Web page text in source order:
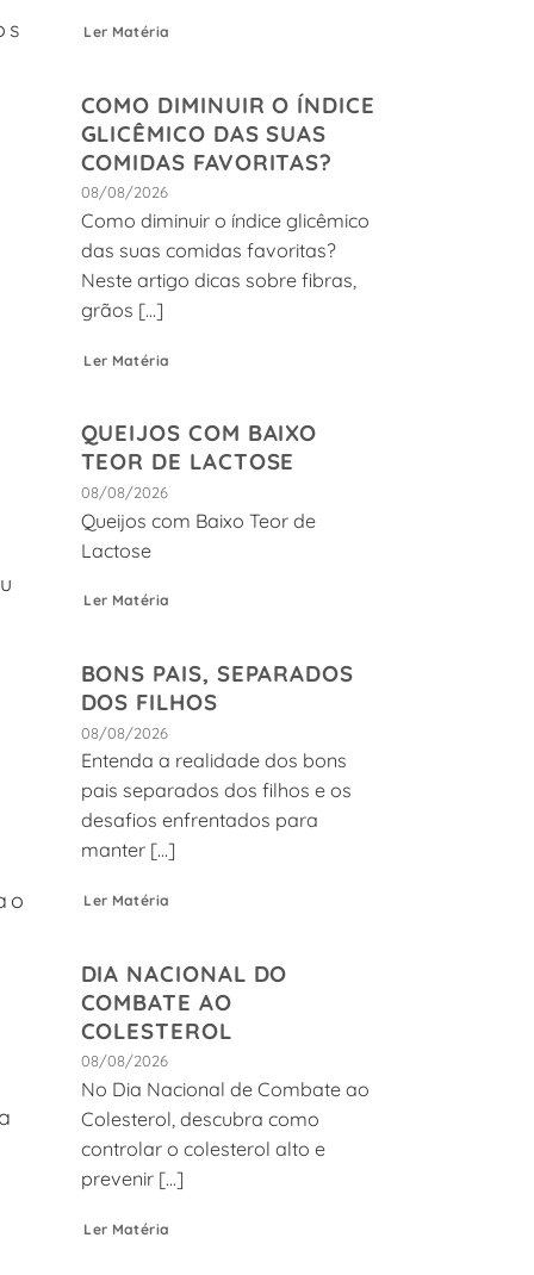
Ler Matéria
COMO DIMINUIR O ÍNDICE
GLICÊMICO DAS SUAS
COMIDAS FAVORITAS?
08/08/2026
Como diminuir o índice glicêmico
das suas comidas favoritas?
Neste artigo dicas sobre fibras,
grãos [...]
Ler Matéria
QUEIJOS COM BAIXO
TEOR DE LACTOSE
08/08/2026
Queijos com Baixo Teor de
Lactose
Ler Matéria
BONS PAIS, SEPARADOS
DOS FILHOS
08/08/2026
Entenda a realidade dos bons
pais separados dos filhos e os
desafios enfrentados para
manter [...]
Ler Matéria
DIA NACIONAL DO
COMBATE AO
COLESTEROL
08/08/2026
No Dia Nacional de Combate ao
Colesterol, descubra como
controlar o colesterol alto e
prevenir [...]
Ler Matéria